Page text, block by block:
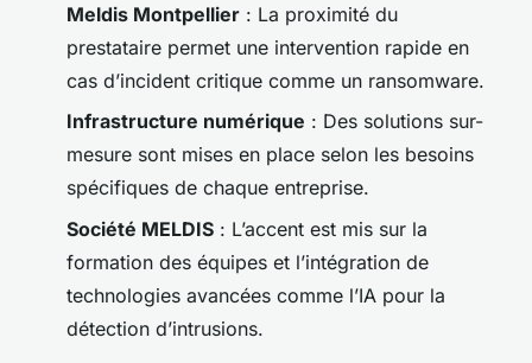
Meldis Montpellier : La proximité du
prestataire permet une intervention rapide en
cas d’incident critique comme un ransomware.
Infrastructure numérique : Des solutions sur-
mesure sont mises en place selon les besoins
spécifiques de chaque entreprise.
Société MELDIS : L’accent est mis sur la
formation des équipes et l’intégration de
technologies avancées comme l’IA pour la
détection d’intrusions.